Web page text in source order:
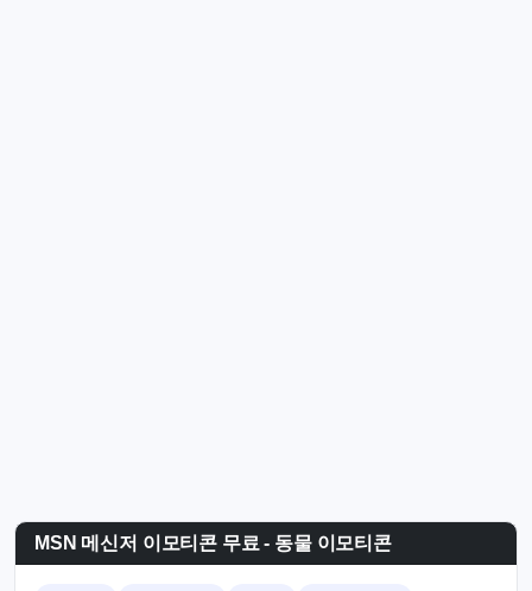
MSN 메신저 이모티콘 무료 - 동물 이모티콘